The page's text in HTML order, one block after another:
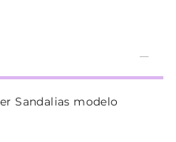
Sandalias modelo